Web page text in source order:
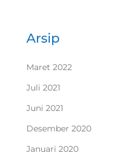
Arsip
Maret 2022
Juli 2021
Juni 2021
Desember 2020
Januari 2020